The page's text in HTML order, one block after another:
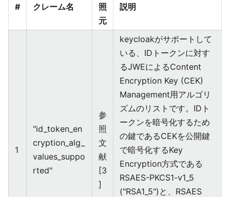
# クレーム名
照
元
説明
1
"id_token_en
cryption_alg_
values_suppo
rted"
参
照
文
献
[3
]
keycloakがサポートして
いる、IDトークンに対す
るJWEによるContent
Encryption Key (CEK)
Management用アルゴリ
ズムのリストです。IDト
ークンを暗号化するため
の鍵であるCEKを公開鍵
で暗号化するKey
Encryption方式である
RSAES-PKCS1-v1_5
("RSA1_5")と、RSAES